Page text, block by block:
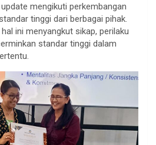
mengikuti perkembangan
tinggi dari berbagai pihak.
ini menyangkut sikap, perilaku
standar tinggi dalam